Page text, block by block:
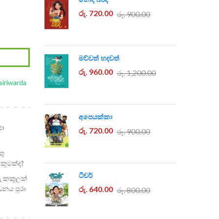
කකුලක්
පුරා
රු. 720.00 රු. 900.00
මව්වත් හදවත්
රු. 960.00 රු. 1,200.00
අපෙයක්කා
රු. 720.00 රු. 900.00
ටීචර්
රු. 640.00 රු. 800.00